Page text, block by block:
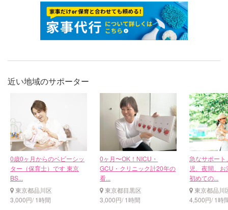
近い地域のサポーター
0歳0ヶ月からのベビーシッ
ター（保育士）です 東京
BS...
東京都品川区
3,000円/ 1時間
0ヶ月〜OK！NICU・
GCU・クリニック計20年の
看...
東京都目黒区
3,000円/ 1時間
急なサポー
児、夜間、
初めての...
東京都品川
4,500円/ 1時